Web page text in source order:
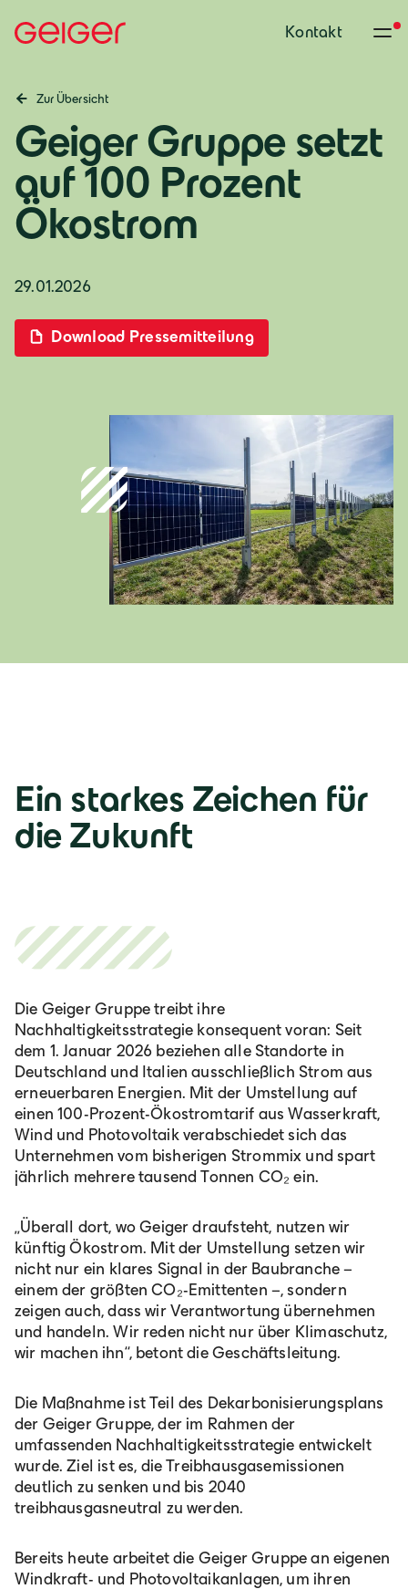
Kontakt
Zur Übersicht
Geiger Gruppe setzt
auf 100 Prozent
Ökostrom
29.01.2026
Download Pressemitteilung
Ein starkes Zeichen für
die Zukunft
Die Geiger Gruppe treibt ihre
Nachhaltigkeitsstrategie konsequent voran: Seit
dem 1. Januar 2026 beziehen alle Standorte in
Deutschland und Italien ausschließlich Strom aus
erneuerbaren Energien. Mit der Umstellung auf
einen 100-Prozent-Ökostromtarif aus Wasserkraft,
Wind und Photovoltaik verabschiedet sich das
Unternehmen vom bisherigen Strommix und spart
jährlich mehrere tausend Tonnen CO₂ ein.
„Überall dort, wo Geiger draufsteht, nutzen wir
künftig Ökostrom. Mit der Umstellung setzen wir
nicht nur ein klares Signal in der Baubranche –
einem der größten CO₂-Emittenten –, sondern
zeigen auch, dass wir Verantwortung übernehmen
und handeln. Wir reden nicht nur über Klimaschutz,
wir machen ihn“, betont die Geschäftsleitung.
Die Maßnahme ist Teil des Dekarbonisierungsplans
der Geiger Gruppe, der im Rahmen der
umfassenden Nachhaltigkeitsstrategie entwickelt
wurde. Ziel ist es, die Treibhausgasemissionen
deutlich zu senken und bis 2040
treibhausgasneutral zu werden.
Bereits heute arbeitet die Geiger Gruppe an eigenen
Windkraft- und Photovoltaikanlagen, um ihren
Österreich
Deutsch
Italia